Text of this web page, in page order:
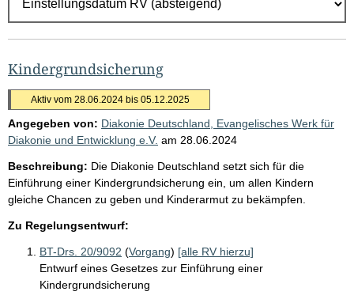
g
e
b
n
i
s
e
p
r
Kindergrundsicherung
Aktiv vom 28.06.2024 bis 05.12.2025
Angegeben von: Diakonie Deutschland, Evangelisches Werk für
Diakonie und Entwicklung e.V. am 28.06.2024
Beschreibung: Die Diakonie Deutschland setzt sich für die
Einführung einer Kindergrundsicherung ein, um allen Kindern
gleiche Chancen zu geben und Kinderarmut zu bekämpfen.
Zu Regelungsentwurf:
BT-Drs. 20/9092 (Vorgang) [alle RV hierzu]
Entwurf eines Gesetzes zur Einführung einer
Kindergrundsicherung